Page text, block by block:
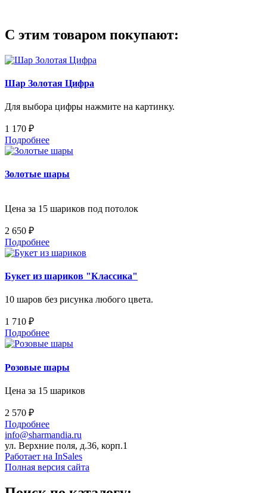
С этим товаром покупают:
Шар Золотая Цифра
Для выбора цифры нажмите на картинку.
1 170 ₽
Подробнее
Золотые шары
Цена за 15 шариков под потолок
2 650 ₽
Подробнее
Букет из шариков "Классика"
10 шаров без рисунка любого цвета.
1 710 ₽
Подробнее
Розовые шары
Цена за 15 шариков
2 570 ₽
Подробнее
info@sharmandia.ru
ул. Верхние поля, д.36, корп.1
Работает на InSales
Полная версия сайта